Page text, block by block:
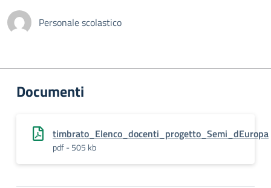
Personale scolastico
Documenti
timbrato_Elenco_docenti_progetto_Semi_dEuropa
pdf - 505 kb